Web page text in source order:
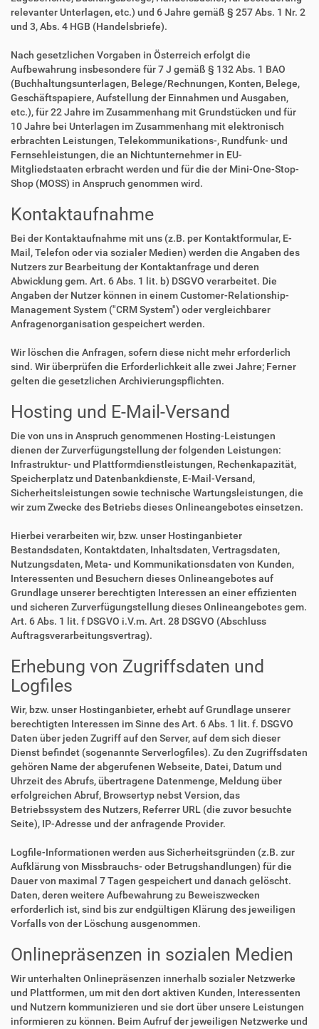
relevanter Unterlagen, etc.) und 6 Jahre gemäß § 257 Abs. 1 Nr. 2
und 3, Abs. 4 HGB (Handelsbriefe).
Nach gesetzlichen Vorgaben in Österreich erfolgt die
Aufbewahrung insbesondere für 7 J gemäß § 132 Abs. 1 BAO
(Buchhaltungsunterlagen, Belege/Rechnungen, Konten, Belege,
Geschäftspapiere, Aufstellung der Einnahmen und Ausgaben,
etc.), für 22 Jahre im Zusammenhang mit Grundstücken und für
10 Jahre bei Unterlagen im Zusammenhang mit elektronisch
erbrachten Leistungen, Telekommunikations-, Rundfunk- und
Fernsehleistungen, die an Nichtunternehmer in EU-
Mitgliedstaaten erbracht werden und für die der Mini-One-Stop-
Shop (MOSS) in Anspruch genommen wird.
Kontaktaufnahme
Bei der Kontaktaufnahme mit uns (z.B. per Kontaktformular, E-
Mail, Telefon oder via sozialer Medien) werden die Angaben des
Nutzers zur Bearbeitung der Kontaktanfrage und deren
Abwicklung gem. Art. 6 Abs. 1 lit. b) DSGVO verarbeitet. Die
Angaben der Nutzer können in einem Customer-Relationship-
Management System ("CRM System") oder vergleichbarer
Anfragenorganisation gespeichert werden.
Wir löschen die Anfragen, sofern diese nicht mehr erforderlich
sind. Wir überprüfen die Erforderlichkeit alle zwei Jahre; Ferner
gelten die gesetzlichen Archivierungspflichten.
Hosting und E-Mail-Versand
Die von uns in Anspruch genommenen Hosting-Leistungen
dienen der Zurverfügungstellung der folgenden Leistungen:
Infrastruktur- und Plattformdienstleistungen, Rechenkapazität,
Speicherplatz und Datenbankdienste, E-Mail-Versand,
Sicherheitsleistungen sowie technische Wartungsleistungen, die
wir zum Zwecke des Betriebs dieses Onlineangebotes einsetzen.
Hierbei verarbeiten wir, bzw. unser Hostinganbieter
Bestandsdaten, Kontaktdaten, Inhaltsdaten, Vertragsdaten,
Nutzungsdaten, Meta- und Kommunikationsdaten von Kunden,
Interessenten und Besuchern dieses Onlineangebotes auf
Grundlage unserer berechtigten Interessen an einer effizienten
und sicheren Zurverfügungstellung dieses Onlineangebotes gem.
Art. 6 Abs. 1 lit. f DSGVO i.V.m. Art. 28 DSGVO (Abschluss
Auftragsverarbeitungsvertrag).
Erhebung von Zugriffsdaten und
Logfiles
Wir, bzw. unser Hostinganbieter, erhebt auf Grundlage unserer
berechtigten Interessen im Sinne des Art. 6 Abs. 1 lit. f. DSGVO
Daten über jeden Zugriff auf den Server, auf dem sich dieser
Dienst befindet (sogenannte Serverlogfiles). Zu den Zugriffsdaten
gehören Name der abgerufenen Webseite, Datei, Datum und
Uhrzeit des Abrufs, übertragene Datenmenge, Meldung über
erfolgreichen Abruf, Browsertyp nebst Version, das
Betriebssystem des Nutzers, Referrer URL (die zuvor besuchte
Seite), IP-Adresse und der anfragende Provider.
Logfile-Informationen werden aus Sicherheitsgründen (z.B. zur
Aufklärung von Missbrauchs- oder Betrugshandlungen) für die
Dauer von maximal 7 Tagen gespeichert und danach gelöscht.
Daten, deren weitere Aufbewahrung zu Beweiszwecken
erforderlich ist, sind bis zur endgültigen Klärung des jeweiligen
Vorfalls von der Löschung ausgenommen.
Onlinepräsenzen in sozialen Medien
Wir unterhalten Onlinepräsenzen innerhalb sozialer Netzwerke
und Plattformen, um mit den dort aktiven Kunden, Interessenten
und Nutzern kommunizieren und sie dort über unsere Leistungen
informieren zu können. Beim Aufruf der jeweiligen Netzwerke und